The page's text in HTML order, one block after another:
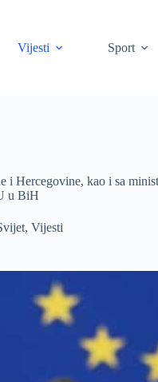
Vijesti
Sport
i Hercegovine, kao i sa
u BiH
, Vijesti